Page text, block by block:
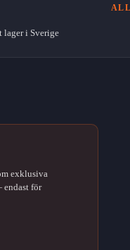
lager i Sverige
exklusiva
endast för